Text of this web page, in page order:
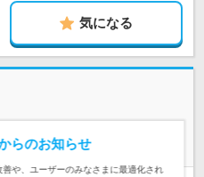
気になる
らのお知らせ
や、ユーザーのみなさまに最適化され